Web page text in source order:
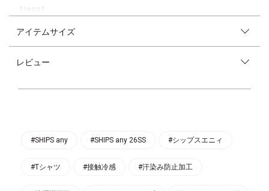
暑い時期に嬉しい「汗染み防止加工」「接触冷感」機能付きのPREVENT
〈デザインポイント〉
・家庭洗濯可能（洗濯機OK）
完全に防ぐわけではありませんが、暑い時期でも汗染みが目立ちにくいの
アイテムサイズ
レビュー
#SHIPS any #SHIPS any 26SS #シップスエニィ
#Tシャツ #接触冷感 #汗染み防止加工